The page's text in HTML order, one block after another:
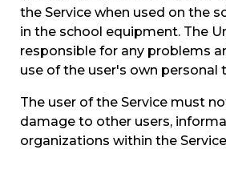
the Service when used on the
in the school equipment. The
responsible for any problems
use of the user's own personal
The user of the Service must
damage to other users,
organizations within the